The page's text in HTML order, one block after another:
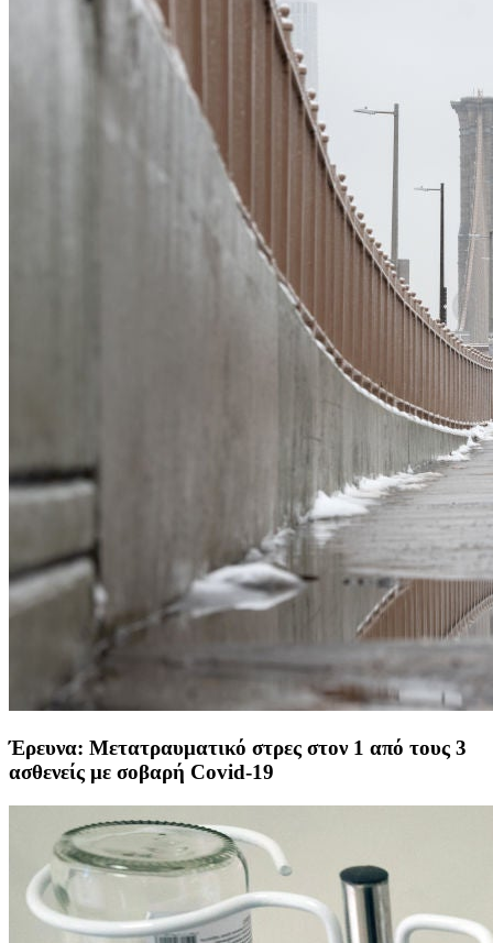
Έρευνα: Μετατραυματικό στρες στον 1 από τους 3
ασθενείς με σοβαρή Covid-19